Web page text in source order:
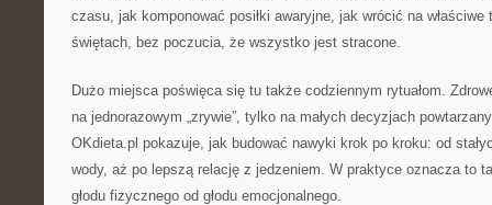
czasu, jak komponować posiłki awaryjne, jak wrócić na
świętach, bez poczucia, że wszystko jest stracone.
Dużo miejsca poświęca się tu także codziennym rytuałom.
na jednorazowym „zrywie”, tylko na małych decyzjach
OKdieta.pl pokazuje, jak budować nawyki krok po kroku: od
wody, aż po lepszą relację z jedzeniem. W praktyce oznacza to
głodu fizycznego od głodu emocjonalnego.